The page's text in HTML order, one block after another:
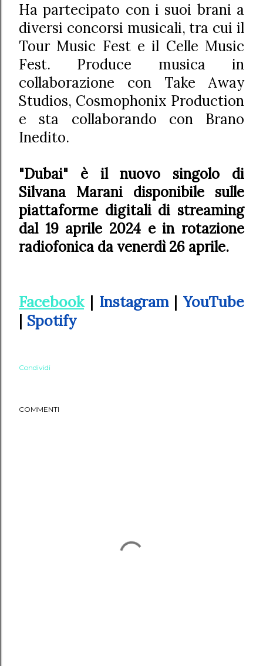
Ha partecipato con i suoi brani a
diversi concorsi musicali, tra cui il
Tour Music Fest e il Celle Music
Fest. Produce musica in
collaborazione con Take Away
Studios, Cosmophonix Production
e sta collaborando con Brano
Inedito.
"Dubai" è il nuovo singolo di
Silvana Marani disponibile sulle
piattaforme digitali di streaming
dal 19 aprile 2024 e in rotazione
radiofonica da venerdì 26 aprile.
Facebook| Instagram| YouTube
| Spotify
Condividi
COMMENTI